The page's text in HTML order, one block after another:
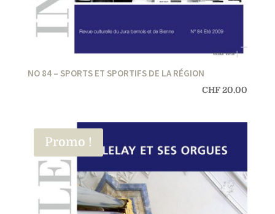
NO 84 – SPORTS ET SPORTIFS DE LA RÉGION
CHF20.00
Promo !